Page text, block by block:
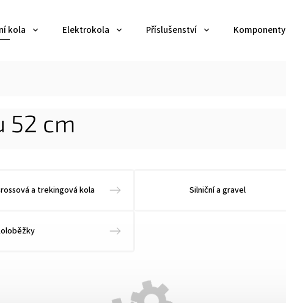
kola Elektrokola Příslušenství Komponenty
52 cm
a trekingová kola Silniční a gravel